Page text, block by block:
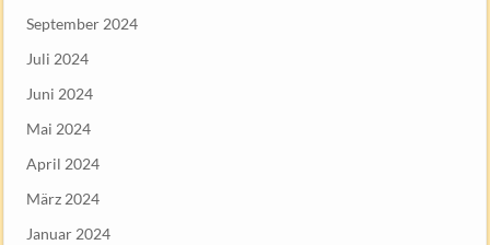
September 2024
Juli 2024
Juni 2024
Mai 2024
April 2024
März 2024
Januar 2024